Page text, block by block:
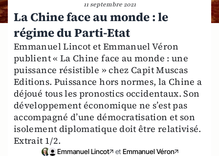
11 septembre 2021
La Chine face au monde : le
régime du Parti-Etat
Emmanuel Lincot et Emmanuel Véron
publient « La Chine face au monde : une
puissance résistible » chez Capit Muscas
Editions. Puissance hors normes, la Chine a
déjoué tous les pronostics occidentaux. Son
développement économique ne s’est pas
accompagné d’une démocratisation et son
isolement diplomatique doit être relativisé.
Extrait 1/2.
Emmanuel Lincot et Emmanuel Véron